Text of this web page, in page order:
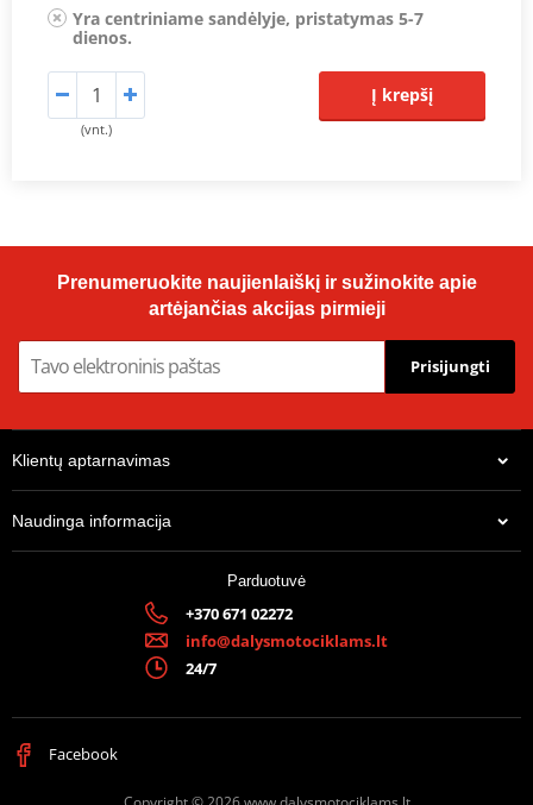
Yra centriniame sandėlyje, pristatymas 5-7
dienos.
(vnt.)
Į krepšį
Prenumeruokite naujienlaiškį ir sužinokite apie
artėjančias akcijas pirmieji
Prisijungti
Klientų aptarnavimas
Naudinga informacija
Parduotuvė
+370 671 02272
info@dalysmotociklams.lt
24/7
Facebook